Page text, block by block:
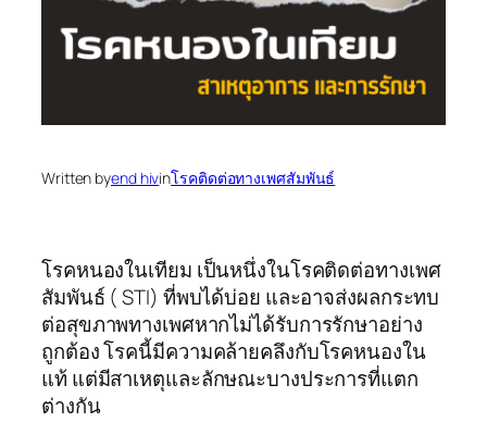
Written byend hivinโรคติดต่อทางเพศสัมพันธ์
โรคหนองในเทียม เป็นหนึ่งในโรคติดต่อทางเพศ
สัมพันธ์ ( STI) ที่พบได้บ่อย และอาจส่งผลกระทบ
ต่อสุขภาพทางเพศหากไม่ได้รับการรักษาอย่าง
ถูกต้อง โรคนี้มีความคล้ายคลึงกับโรคหนองใน
แท้ แต่มีสาเหตุและลักษณะบางประการที่แตก
ต่างกัน